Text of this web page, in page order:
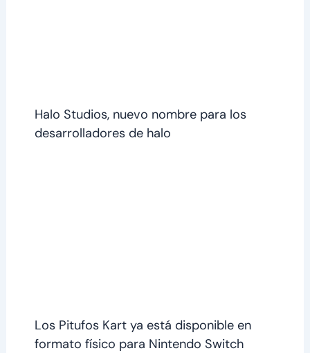
Halo Studios, nuevo nombre para los
desarrolladores de halo
Los Pitufos Kart ya está disponible en
formato físico para Nintendo Switch